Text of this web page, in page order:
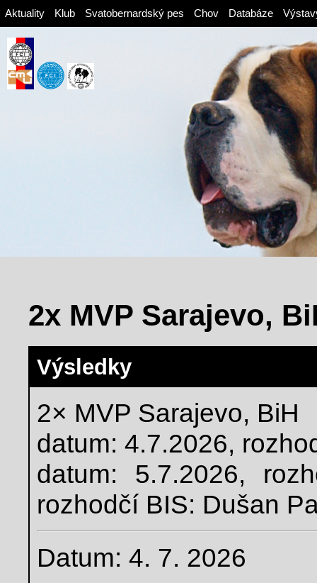
Aktuality Klub Svatobernardský pes Chov Databáze
2x MVP Sarajevo,
Výsledky
2× MVP Sarajevo, BiH
datum: 4.7.2026,
datum: 5.7.2026,
rozhodčí BIS: Dušan
Datum: 4. 7. 2026